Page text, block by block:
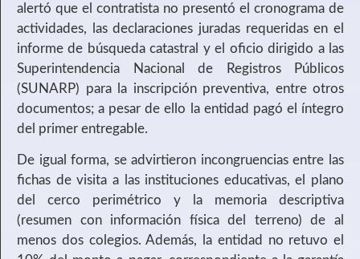
alertó que el contratista no presentó el cronograma de
actividades, las declaraciones juradas requeridas en el
informe de búsqueda catastral y el oficio dirigido a las
Superintendencia Nacional de Registros Públicos
(SUNARP) para la inscripción preventiva, entre otros
documentos; a pesar de ello la entidad pagó el íntegro
del primer entregable.
De igual forma, se advirtieron incongruencias entre las
fichas de visita a las instituciones educativas, el plano
del cerco perimétrico y la memoria descriptiva
(resumen con información física del terreno) de al
menos dos colegios. Además, la entidad no retuvo el